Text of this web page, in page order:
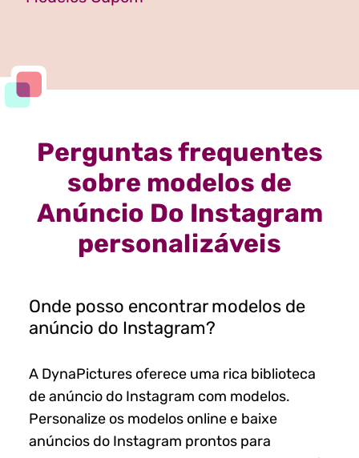
Perguntas frequentes
sobre modelos de
Anúncio Do Instagram
personalizáveis
Onde posso encontrar modelos de
anúncio do Instagram?
A DynaPictures oferece uma rica biblioteca
de anúncio do Instagram com modelos.
Personalize os modelos online e baixe
anúncios do Instagram prontos para